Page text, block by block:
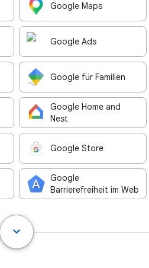
Google Maps
Google Ads
Google für Familien
Google Home and
Nest
Google Store
Google
Barrierefreiheit im Web